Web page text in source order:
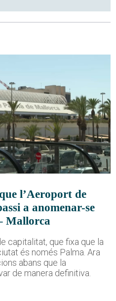
l’Aeroport de
a anomenar-se
Mallorca
capitalitat, que fixa que la
és només Palma. Ara
abans que la
de manera definitiva.